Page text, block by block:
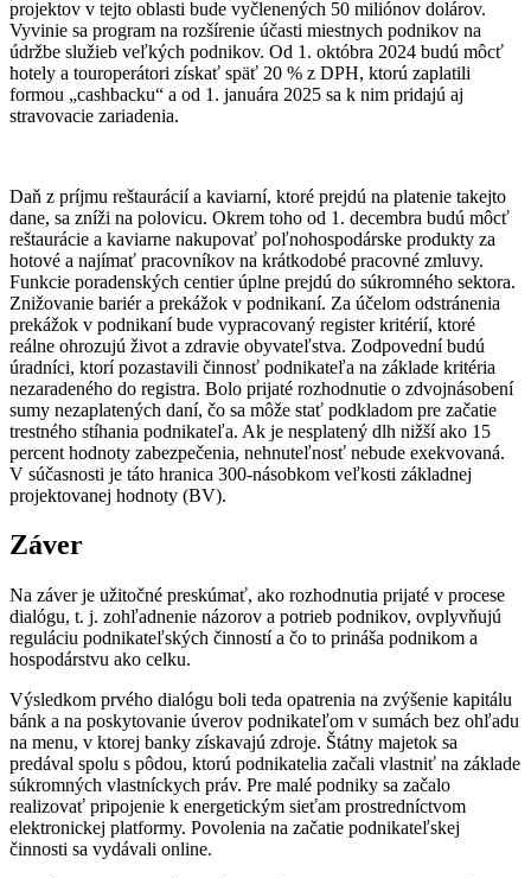
projektov v tejto oblasti bude vyčlenených 50 miliónov dolárov.
Vyvinie sa program na rozšírenie účasti miestnych podnikov na
údržbe služieb veľkých podnikov. Od 1. októbra 2024 budú môcť
hotely a touroperátori získať späť 20 % z DPH, ktorú zaplatili
formou „cashbacku“ a od 1. januára 2025 sa k nim pridajú aj
stravovacie zariadenia.
Daň z príjmu reštaurácií a kaviarní, ktoré prejdú na platenie takejto
dane, sa zníži na polovicu. Okrem toho od 1. decembra budú môcť
reštaurácie a kaviarne nakupovať poľnohospodárske produkty za
hotové a najímať pracovníkov na krátkodobé pracovné zmluvy.
Funkcie poradenských centier úplne prejdú do súkromného sektora.
Znižovanie bariér a prekážok v podnikaní. Za účelom odstránenia
prekážok v podnikaní bude vypracovaný register kritérií, ktoré
reálne ohrozujú život a zdravie obyvateľstva. Zodpovední budú
úradníci, ktorí pozastavili činnosť podnikateľa na základe kritéria
nezaradeného do registra. Bolo prijaté rozhodnutie o zdvojnásobení
sumy nezaplatených daní, čo sa môže stať podkladom pre začatie
trestného stíhania podnikateľa. Ak je nesplatený dlh nižší ako 15
percent hodnoty zabezpečenia, nehnuteľnosť nebude exekvovaná.
V súčasnosti je táto hranica 300-násobkom veľkosti základnej
projektovanej hodnoty (BV).
Záver
Na záver je užitočné preskúmať, ako rozhodnutia prijaté v procese
dialógu, t. j. zohľadnenie názorov a potrieb podnikov, ovplyvňujú
reguláciu podnikateľských činností a čo to prináša podnikom a
hospodárstvu ako celku.
Výsledkom prvého dialógu boli teda opatrenia na zvýšenie kapitálu
bánk a na poskytovanie úverov podnikateľom v sumách bez ohľadu
na menu, v ktorej banky získavajú zdroje. Štátny majetok sa
predával spolu s pôdou, ktorú podnikatelia začali vlastniť na základe
súkromných vlastníckych práv. Pre malé podniky sa začalo
realizovať pripojenie k energetickým sieťam prostredníctvom
elektronickej platformy. Povolenia na začatie podnikateľskej
činnosti sa vydávali online.